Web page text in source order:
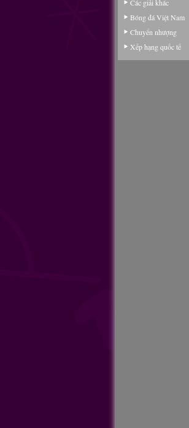
Các giải khác
Bóng đá Việt Nam
Chuyển nhượng
Xếp hạng quốc tế